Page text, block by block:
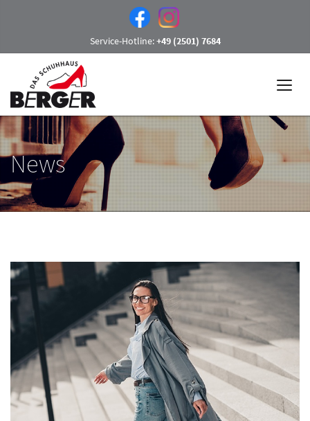
Service-Hotline:+49 (2501) 7684
News